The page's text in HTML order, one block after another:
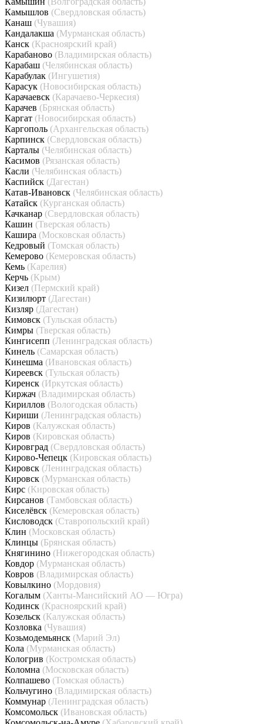
Камышлов (Свердловская область)
Канаш (Чувашия)
Кандалакша (Мурманская область)
Канск (Красноярский край)
Карабаново (Владимирская область)
Карабаш (Челябинская область)
Карабулак (Ингушетия)
Карасук (Новосибирская область)
Карачаевск (Карачаево-Черкесия)
Карачев (Брянская область)
Каргат (Новосибирская область)
Каргополь (Архангельская область)
Карпинск (Свердловская область)
Карталы (Челябинская область)
Касимов (Рязанская область)
Касли (Челябинская область)
Каспийск (Дагестан)
Катав-Ивановск (Челябинская область)
Катайск (Курганская область)
Качканар (Свердловская область)
Кашин (Тверская область)
Кашира (Московская область)
Кедровый (Томская область)
Кемерово (Кемеровская область)
Кемь (Карелия)
Керчь (Крым)
Кизел (Пермский край)
Кизилюрт (Дагестан)
Кизляр (Дагестан)
Кимовск (Тульская область)
Кимры (Тверская область)
Кингисепп (Ленинградская область)
Кинель (Самарская область)
Кинешма (Ивановская область)
Киреевск (Тульская область)
Киренск (Иркутская область)
Киржач (Владимирская область)
Кириллов (Вологодская область)
Кириши (Ленинградская область)
Киров (Калужская область)
Киров (Кировская область)
Кировград (Свердловская область)
Кирово-Чепецк (Кировская область)
Кировск (Ленинградская область)
Кировск (Мурманская область)
Кирс (Кировская область)
Кирсанов (Тамбовская область)
Киселёвск (Кемеровская область)
Кисловодск (Ставропольский край)
Клин (Московская область)
Клинцы (Брянская область)
Княгинино (Нижегородская область)
Ковдор (Мурманская область)
Ковров (Владимирская область)
Ковылкино (Мордовия)
Когалым (Ханты-Мансийский АО — Югра)
Кодинск (Красноярский край)
Козельск (Калужская область)
Козловка (Чувашия)
Козьмодемьянск (Марий Эл)
Кола (Мурманская область)
Кологрив (Костромская область)
Коломна (Московская область)
Колпашево (Томская область)
Кольчугино (Владимирская область)
Коммунар (Ленинградская область)
Комсомольск (Ивановская область)